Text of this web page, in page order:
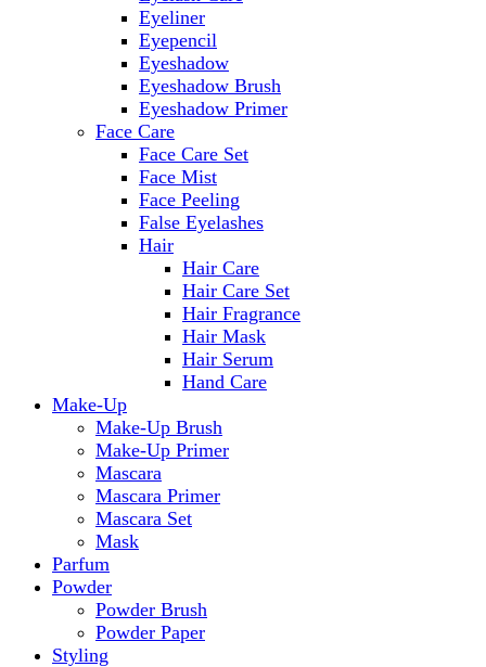
Eyeliner
Eyepencil
Eyeshadow
Eyeshadow Brush
Eyeshadow Primer
Face Care
Face Care Set
Face Mist
Face Peeling
False Eyelashes
Hair
Hair Care
Hair Care Set
Hair Fragrance
Hair Mask
Hair Serum
Hand Care
Make-Up
Make-Up Brush
Make-Up Primer
Mascara
Mascara Primer
Mascara Set
Mask
Parfum
Powder
Powder Brush
Powder Paper
Styling